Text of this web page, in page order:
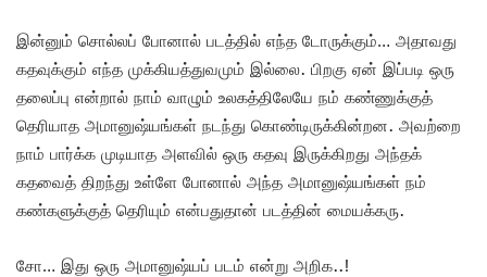
இன்னும் சொல்லப் போனால் படத்தில் எந்த டோருக்கும்… அதாவது
கதவுக்கும் எந்த முக்கியத்துவமும் இல்லை. பிறகு ஏன் இப்படி ஒரு
தலைப்பு என்றால் நாம் வாழும் உலகத்திலேயே நம் கண்ணுக்குத்
தெரியாத அமானுஷ்யங்கள் நடந்து கொண்டிருக்கின்றன. அவற்றை
நாம் பார்க்க முடியாத அளவில் ஒரு கதவு இருக்கிறது அந்தக்
கதவைத் திறந்து உள்ளே போனால் அந்த அமானுஷ்யங்கள் நம்
கண்களுக்குத் தெரியும் என்பதுதான் படத்தின் மையக்கரு.
சோ… இது ஒரு அமானுஷ்யப் படம் என்று அறிக..!